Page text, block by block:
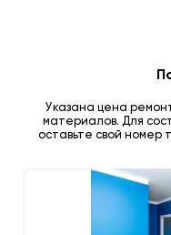
Указана цена
материалов. Для
оставьте свой